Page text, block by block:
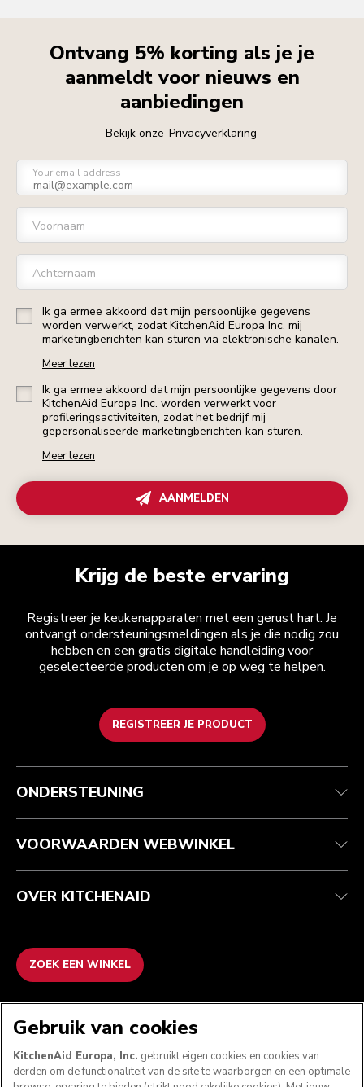
Ontvang 5% korting als je je
aanmeldt voor nieuws en
aanbiedingen
Bekijk onze Privacyverklaring
Your email address
Voornaam
Achternaam
Ik ga ermee akkoord dat mijn persoonlijke gegevens
worden verwerkt, zodat KitchenAid Europa Inc. mij
marketingberichten kan sturen via elektronische kanalen.
Meer lezen
Ik ga ermee akkoord dat mijn persoonlijke gegevens door
KitchenAid Europa Inc. worden verwerkt voor
profileringsactiviteiten, zodat het bedrijf mij
gepersonaliseerde marketingberichten kan sturen.
Meer lezen
AANMELDEN
Krijg de beste ervaring
Registreer je keukenapparaten met een gerust hart. Je
ontvangt ondersteuningsmeldingen als je die nodig zou
hebben en een gratis digitale handleiding voor
geselecteerde producten om je op weg te helpen.
REGISTREER JE PRODUCT
Health check
Je bestelling volgen
Garantie en documenten
Recupel
Algemene voorwaarden
Retournering en terugbetaling
Imprint
ODR
Het merk
Zoek een winkel
ONDERSTEUNING
VOORWAARDEN WEBWINKEL
OVER KITCHENAID
ZOEK EEN WINKEL
Gebruik van cookies
KitchenAid Europa, Inc. gebruikt eigen cookies en cookies van
derden om de functionaliteit van de site te waarborgen en een optimale